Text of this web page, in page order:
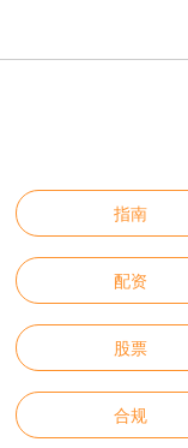
指南
配资
股票
合规